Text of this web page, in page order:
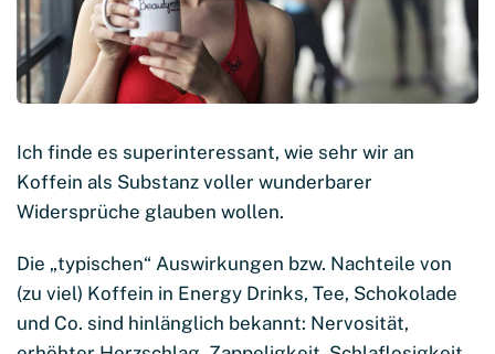
Ich finde es superinteressant, wie sehr wir an
Koffein als Substanz voller wunderbarer
Widersprüche glauben wollen.
Die „typischen“ Auswirkungen bzw. Nachteile von
(zu viel) Koffein in Energy Drinks, Tee, Schokolade
und Co. sind hinlänglich bekannt: Nervosität,